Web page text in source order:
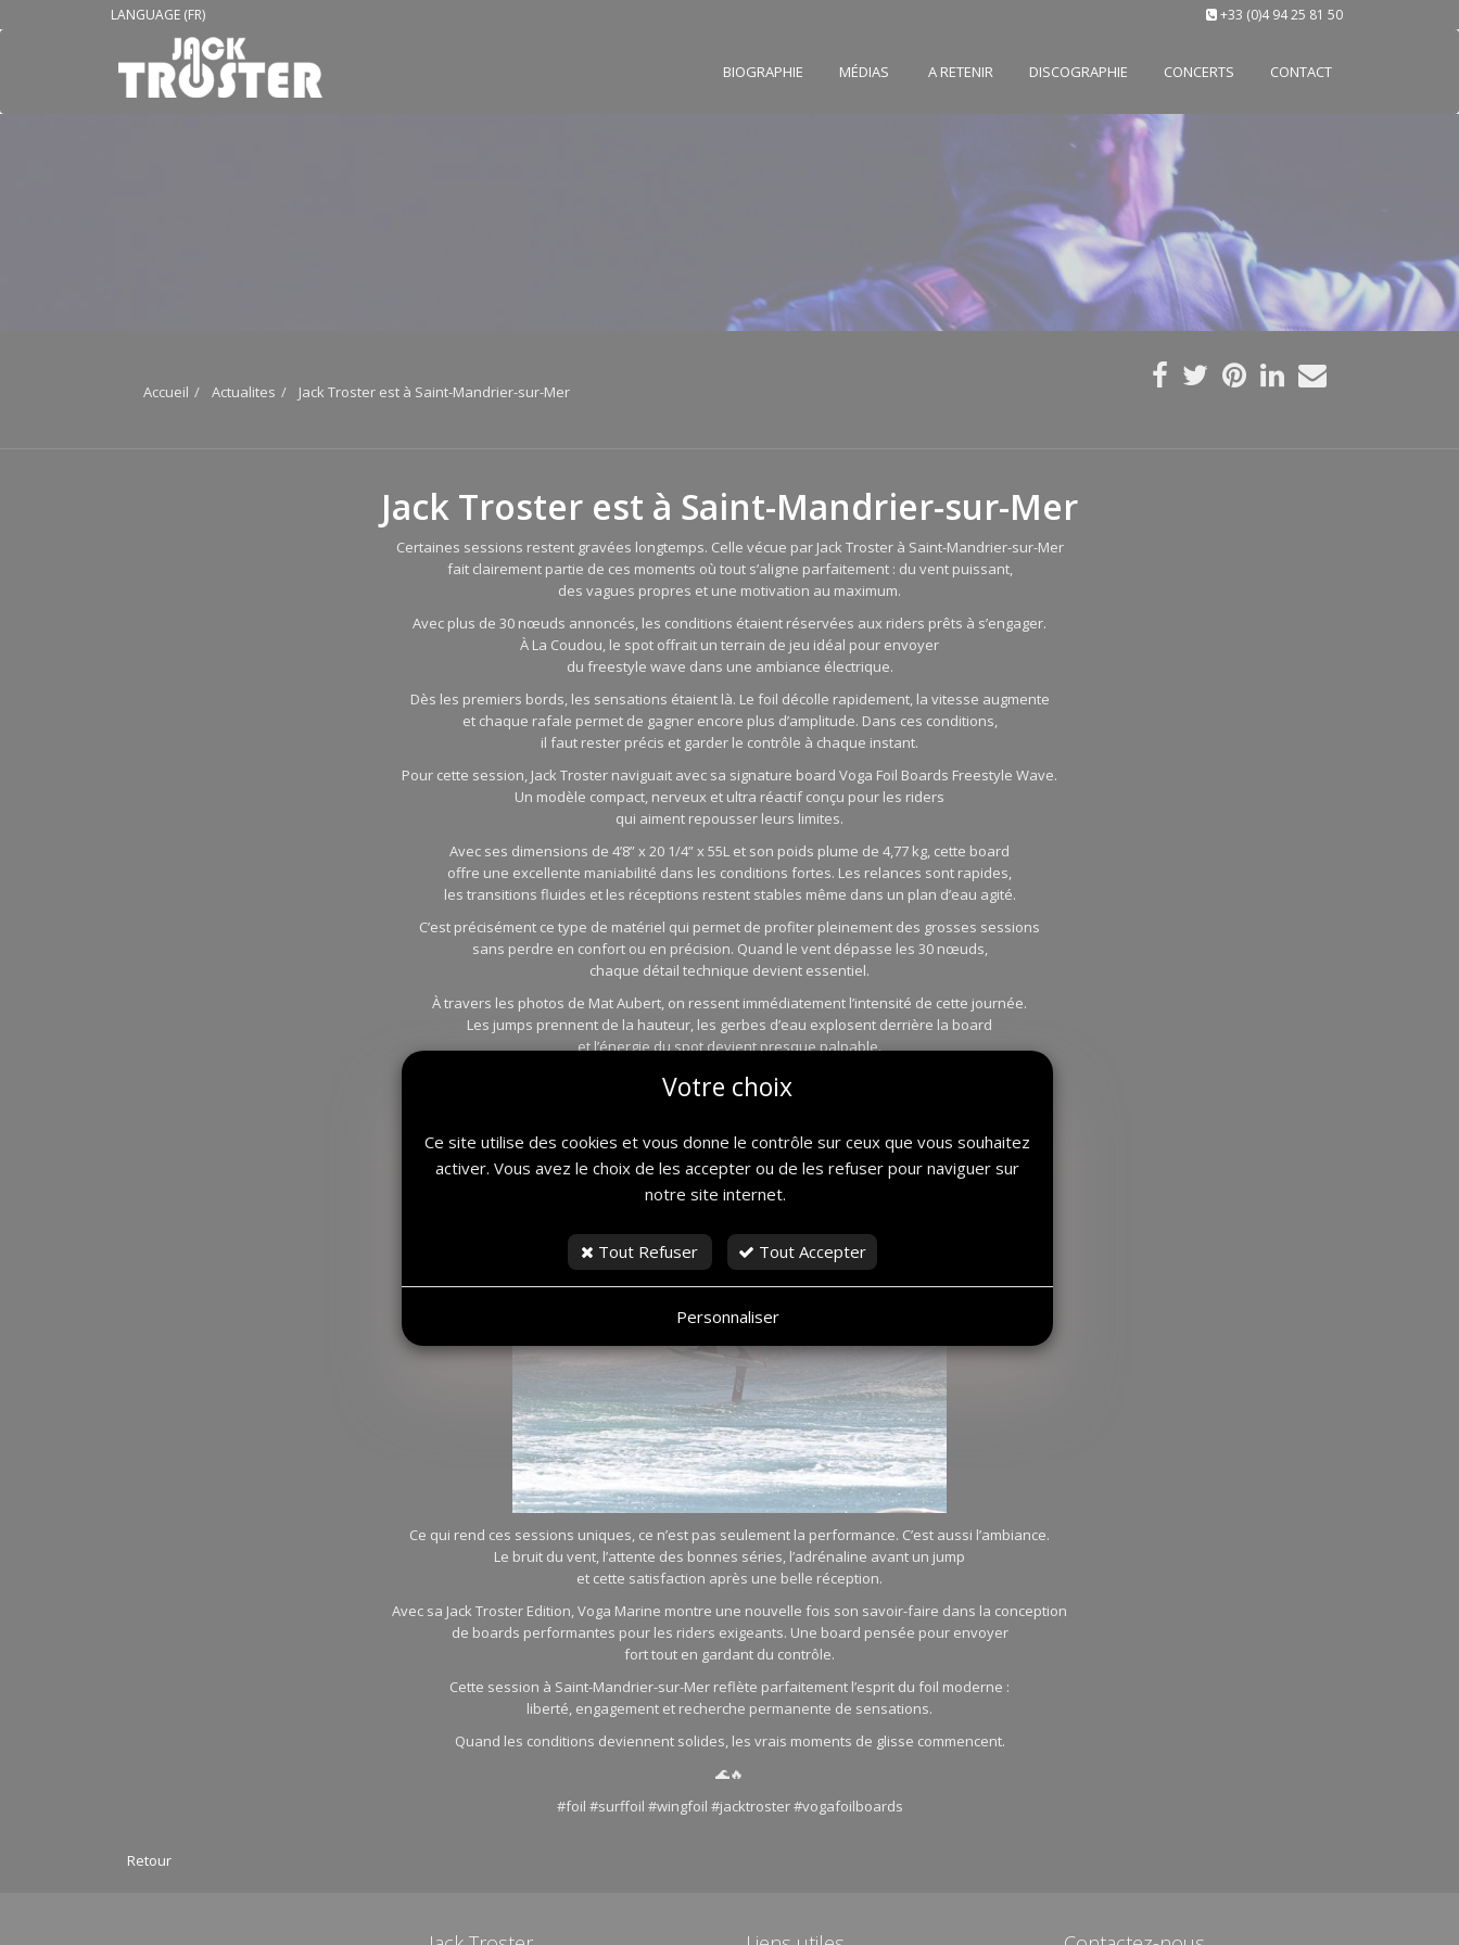
LANGUAGE (FR) +33 (0)4 94 25 81 50
BIOGRAPHIE MÉDIAS A RETENIR DISCOGRAPHIE CONCERTS CONTACT
Accueil Actualites Jack Troster est à Saint-Mandrier-sur-Mer
Jack Troster est à Saint-Mandrier-sur-Mer
Certaines sessions restent gravées longtemps. Celle vécue par Jack Troster à Saint-Mandrier-sur-Mer
fait clairement partie de ces moments où tout s’aligne parfaitement : du vent puissant,
des vagues propres et une motivation au maximum.
Avec plus de 30 nœuds annoncés, les conditions étaient réservées aux riders prêts à s’engager.
À La Coudou, le spot offrait un terrain de jeu idéal pour envoyer
du freestyle wave dans une ambiance électrique.
Dès les premiers bords, les sensations étaient là. Le foil décolle rapidement, la vitesse augmente
et chaque rafale permet de gagner encore plus d’amplitude. Dans ces conditions,
il faut rester précis et garder le contrôle à chaque instant.
Pour cette session, Jack Troster naviguait avec sa signature board Voga Foil Boards Freestyle Wave.
Un modèle compact, nerveux et ultra réactif conçu pour les riders
qui aiment repousser leurs limites.
Avec ses dimensions de 4’8” x 20 1/4” x 55L et son poids plume de 4,77 kg, cette board
offre une excellente maniabilité dans les conditions fortes. Les relances sont rapides,
les transitions fluides et les réceptions restent stables même dans un plan d’eau agité.
C’est précisément ce type de matériel qui permet de profiter pleinement des grosses sessions
sans perdre en confort ou en précision. Quand le vent dépasse les 30 nœuds,
chaque détail technique devient essentiel.
À travers les photos de Mat Aubert, on ressent immédiatement l’intensité de cette journée.
Les jumps prennent de la hauteur, les gerbes d’eau explosent derrière la board
et l’énergie du spot devient presque palpable.
Ce qui rend ces sessions uniques, ce n’est pas seulement la performance. C’est aussi l’ambiance.
Le bruit du vent, l’attente des bonnes séries, l’adrénaline avant un jump
et cette satisfaction après une belle réception.
Avec sa Jack Troster Edition, Voga Marine montre une nouvelle fois son savoir-faire dans la conception
de boards performantes pour les riders exigeants. Une board pensée pour envoyer
fort tout en gardant du contrôle.
Cette session à Saint-Mandrier-sur-Mer reflète parfaitement l’esprit du foil moderne :
liberté, engagement et recherche permanente de sensations.
Quand les conditions deviennent solides, les vrais moments de glisse commencent.
🌊🔥
#foil #surffoil #wingfoil #jacktroster #vogafoilboards
Retour
Votre choix
Ce site utilise des cookies et vous donne le contrôle sur ceux que vous souhaitez
activer. Vous avez le choix de les accepter ou de les refuser pour naviguer sur
notre site internet.
Tout Refuser Tout Accepter
Personnaliser